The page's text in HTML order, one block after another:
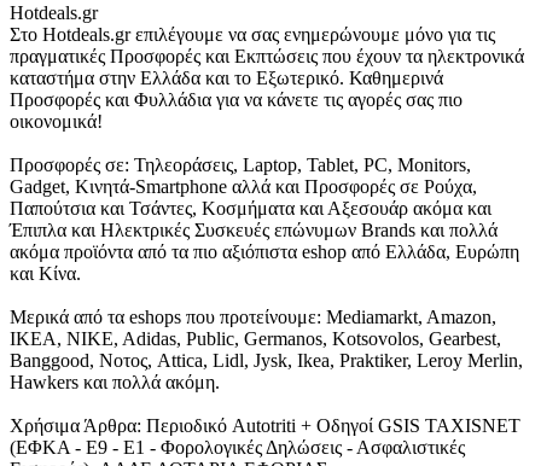
Hotdeals.gr
Στο Hotdeals.gr επιλέγουμε να σας ενημερώνουμε μόνο για τις
πραγματικές Προσφορές και Εκπτώσεις που έχουν τα ηλεκτρονικά
καταστήμα στην Ελλάδα και το Εξωτερικό. Καθημερινά
Προσφορές και Φυλλάδια για να κάνετε τις αγορές σας πιο
οικονομικά!
Προσφορές σε: Τηλεοράσεις, Laptop, Tablet, PC, Monitors,
Gadget, Κινητά-Smartphone αλλά και Προσφορές σε Ρούχα,
Παπούτσια και Τσάντες, Κοσμήματα και Αξεσουάρ ακόμα και
Έπιπλα και Ηλεκτρικές Συσκευές επώνυμων Brands και πολλά
ακόμα προϊόντα από τα πιο αξιόπιστα eshop από Ελλάδα, Ευρώπη
και Κίνα.
Μερικά από τα eshops που προτείνουμε: Mediamarkt, Amazon,
IKEA, NIKE, Adidas, Public, Germanos, Kotsovolos, Gearbest,
Banggood, Νοτος, Attica, Lidl, Jysk, Ikea, Praktiker, Leroy Merlin,
Hawkers και πολλά ακόμη.
Χρήσιμα Άρθρα: Περιοδικό Autotriti + Οδηγοί GSIS TAXISNET
(ΕΦΚΑ - Ε9 - Ε1 - Φορολογικές Δηλώσεις - Ασφαλιστικές